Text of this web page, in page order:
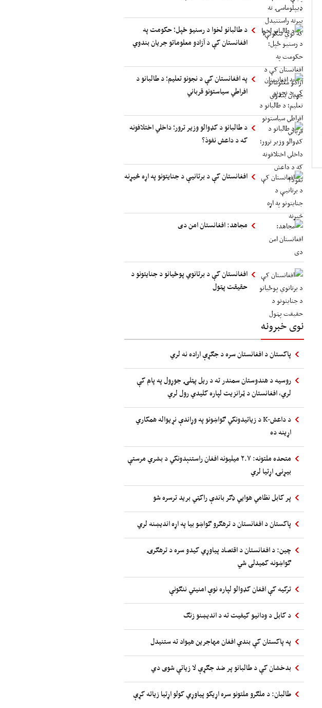
د طالبانو لخوا د رسنیو ځپل؛ حکومت په
افغانستان کې د آزادو معلوماتو جریان بندوي
په افغانستان کې د نجونو تعلیم؛ د طالبانو د
افراطي سیاستونو قرباني
د طالبانو د کډوالو وزیر ترور؛ داخلي اختلافونه
که د داعش نفوذ؟
افغانستان کې د برتانیې د جنایتونو په اړه څیړنه
مجاهد: افغانستان امن دی
افغانستان کې د برتانوي پوځیانو د جنایتونو د
حقیقت پټول
نوی خبرونه
پاکستان د افغانستان سره د جګړې اراده نه لري
روسیه د هندوستان سمندر ته د ریل پټلۍ جوړول په پام کې
لري، افغانستان د ټرانزیت لپاره کلیدي رول لري
د داعش-K د زیاتیدونکي ګواښونو په وړاندې نړیواله همکاري
اړینه ده
متحده ملتونه: ۲.۷ میلیونه افغان راستنېدونکي د بشري مرستې
بیړنۍ اړتیا لري
پر کابل نظامي هوایي ډګر باندې راکټي برید ترسره شو
پاکستان د افغانستان د ترهګرو ګواښو بیا په اړه اندیښنه لري
چین: د افغانستان د اقتصاد پیاوړي کیدو سره د ترهګرۍ
ګواښونه کمیدلی شي
ترکیه کې افغان کډوالو لپاره نوې امنیتي ننګونې
د کابل د ودانیو کیفیت ته د اندیښنو زنګ
په پاکستان کې بندي افغان مهاجرین هیواد ته ستنیدل
بدخشان کې د طالبانو پر ضد جګړې لا زیاتې شوی دي
طالبان: د ملګرو ملتونو سره اړیکو پیاوړي کولو اړتیا زیاته کړې